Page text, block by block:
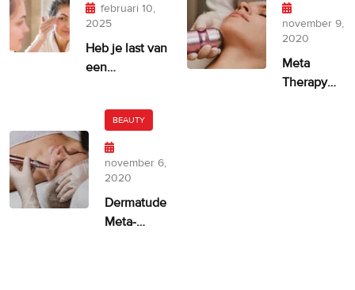
februari 10,
2025
Heb je last van
een
november 9,
2020
Meta
Therapy
BEAUTY
november 6,
2020
Dermatude
Meta-